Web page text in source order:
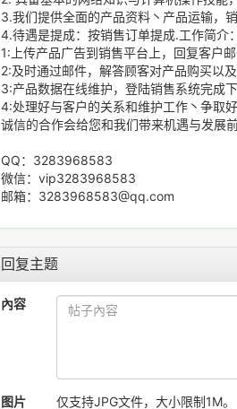
3.我们提供全面的产品资料丶产品运输，
4.待遇是提成：按销售订单提成.工作简介：
1:上传产品广告到销售平台上，回复客户
2:及时通过邮件，解答顾客对产品购买以
3:产品数据在线维护，登陆销售系统完成下
4:处理好与客户的关系和维护工作丶争取好
诚信的合作会给您和我们带来机遇与发展
QQ：3283968583
微信：vip3283968583
邮箱：3283968583@qq.com
回复主题
內容
图片 仅支持JPG文件，大小限制1M